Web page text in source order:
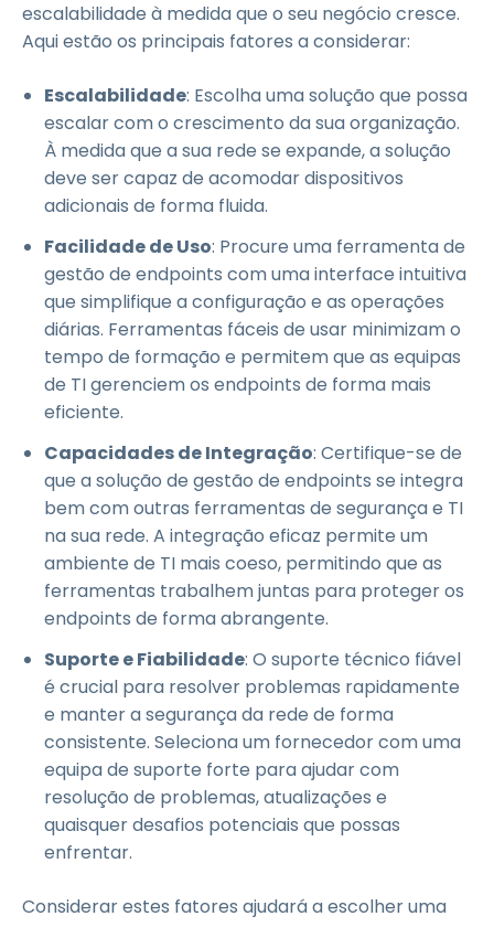
escalabilidade à medida que o seu negócio cresce.
Aqui estão os principais fatores a considerar:
Escalabilidade: Escolha uma solução que possa
escalar com o crescimento da sua organização.
À medida que a sua rede se expande, a solução
deve ser capaz de acomodar dispositivos
adicionais de forma fluida.
Facilidade de Uso: Procure uma ferramenta de
gestão de endpoints com uma interface intuitiva
que simplifique a configuração e as operações
diárias. Ferramentas fáceis de usar minimizam o
tempo de formação e permitem que as equipas
de TI gerenciem os endpoints de forma mais
eficiente.
Capacidades de Integração: Certifique-se de
que a solução de gestão de endpoints se integra
bem com outras ferramentas de segurança e TI
na sua rede. A integração eficaz permite um
ambiente de TI mais coeso, permitindo que as
ferramentas trabalhem juntas para proteger os
endpoints de forma abrangente.
Suporte e Fiabilidade: O suporte técnico fiável
é crucial para resolver problemas rapidamente
e manter a segurança da rede de forma
consistente. Seleciona um fornecedor com uma
equipa de suporte forte para ajudar com
resolução de problemas, atualizações e
quaisquer desafios potenciais que possas
enfrentar.
Considerar estes fatores ajudará a escolher uma